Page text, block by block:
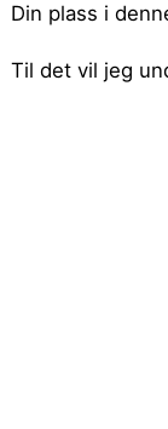
Din plass i
Til det vil jeg